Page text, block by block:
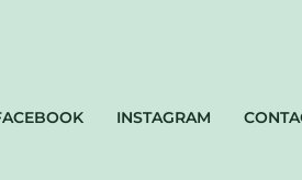
INSTAGRAM